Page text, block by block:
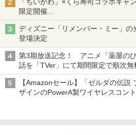
限定開催
オリジナルの湯呑みや寿司皿が景品
ディズニー「リメンバー・ミー」
登場決定
第3期放送記念！ アニメ「薬屋の
話を「TVer」にて期間限定で順次無
【Amazonセール】「ゼルダの伝
ザインのPowerA製ワイヤレスコン